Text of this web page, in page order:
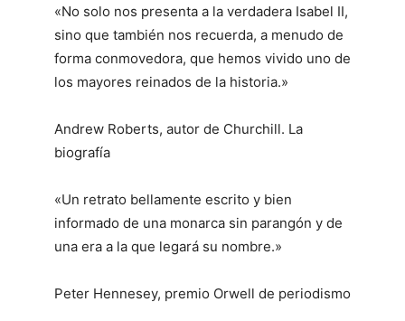
«No solo nos presenta a la verdadera Isabel II,
sino que también nos recuerda, a menudo de
forma conmovedora, que hemos vivido uno de
los mayores reinados de la historia.»
Andrew Roberts, autor de Churchill. La
biografía
«Un retrato bellamente escrito y bien
informado de una monarca sin parangón y de
una era a la que legará su nombre.»
Peter Hennesey, premio Orwell de periodismo